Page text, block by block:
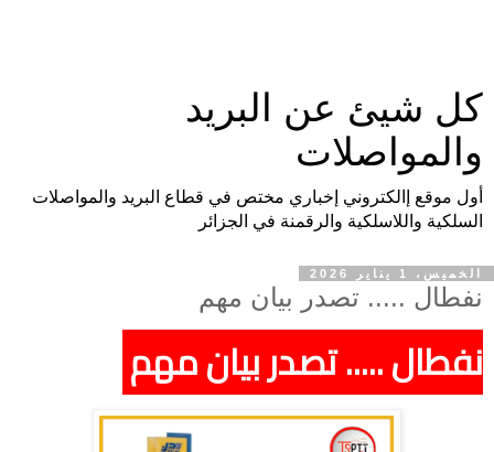
كل شيئ عن البريد
والمواصلات
أول موقع إالكتروني إخباري مختص في قطاع البريد والمواصلات
السلكية واللاسلكية والرقمنة في الجزائر
الخميس، 1 يناير 2026
نفطال ..... تصدر بيان مهم
نفطال ..... تصدر بيان مهم